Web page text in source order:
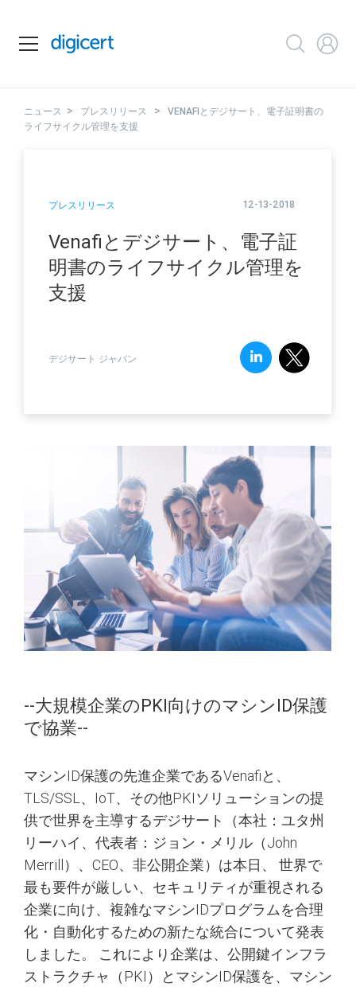
ニュース > プレスリリース > VENAFIとデジサート、電子証明書の
ライフサイクル管理を支援
プレスリリース 12-13-2018
Venafiとデジサート、電子証
明書のライフサイクル管理を
支援
デジサート ジャパン
--大規模企業のPKI向けのマシンID保護
で協業--
マシンID保護の先進企業であるVenafiと、
TLS/SSL、IoT、その他PKIソリューションの提
供で世界を主導するデジサート（本社：ユタ州
リーハイ、代表者：ジョン・メリル（John
Merrill）、CEO、非公開企業）は本日、 世界で
最も要件が厳しい、セキュリティが重視される
企業に向け、複雑なマシンIDプログラムを合理
化・自動化するための新たな統合について発表
しました。 これにより企業は、公開鍵インフラ
ストラクチャ（PKI）とマシンID保護を、マシン